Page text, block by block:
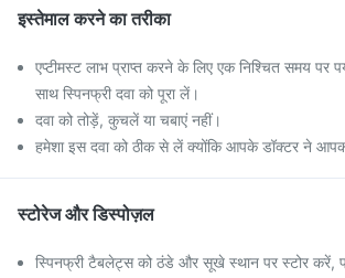
इस्तेमाल करने का तरीका
एप्टीमस्ट लाभ प्राप्त करने के लिए एक निश्चित समय पर
साथ स्पिनफ्री दवा को पूरा लें।
दवा को तोड़ें, कुचलें या चबाएं नहीं।
हमेशा इस दवा को ठीक से लें क्योंकि आपके डॉक्टर ने
स्टोरेज और डिस्पोज़ल
स्पिनफ्री टैबलेट्स को ठंडे और सूखे स्थान पर स्टोर करें,